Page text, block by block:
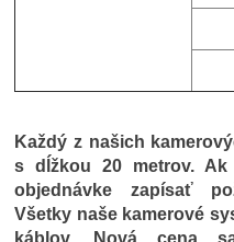
Každý z našich
s dĺžkou 20 metrov.
objednávke zapísať
Všetky naše kamerové
káblov. Nová cena